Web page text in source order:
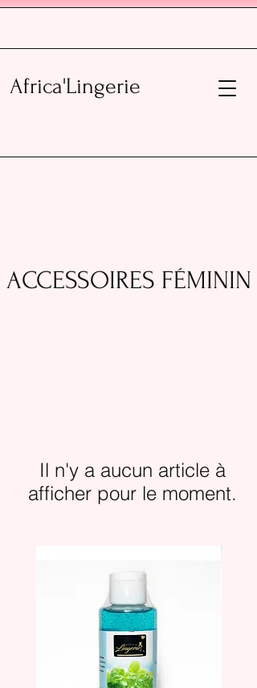
Africa'Lingerie
ACCESSOIRES FÉMININ
Il n'y a aucun article à
afficher pour le moment.